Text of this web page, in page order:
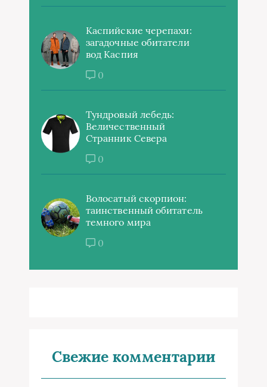
Каспийские черепахи:
загадочные обитатели
вод Каспия
0
Тундровый лебедь:
Величественный
Странник Севера
0
Волосатый скорпион:
таинственный обитатель
темного мира
0
Свежие комментарии